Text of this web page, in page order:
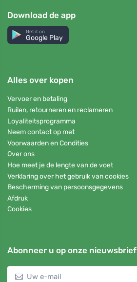
Download de app
Get it on
Google Play
Alles over kopen
Vervoer en betaling
Ruilen, retourneren en reclameren
Loyaliteitsprogramma
Neem contact op met
Voorwaarden en Condities
Over ons
Hoe meet je de lengte van de voet
Verklaring over het gebruik van cookies
Bescherming van persoonsgegevens
Afdruk
Cookies
Abonneer u op onze nieuwsbrief